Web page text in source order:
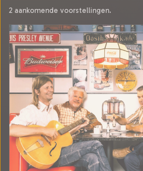
2 aankomende voorstellingen.